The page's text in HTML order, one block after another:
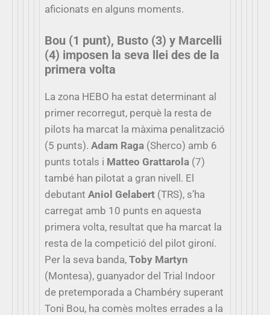
aficionats en alguns moments.
Bou (1 punt), Busto (3) y Marcelli
(4) imposen la seva llei des de la
primera volta
La zona HEBO ha estat determinant al
primer recorregut, perquè la resta de
pilots ha marcat la màxima penalització
(5 punts). Adam Raga (Sherco) amb 6
punts totals i Matteo Grattarola (7)
també han pilotat a gran nivell. El
debutant Aniol Gelabert (TRS), s’ha
carregat amb 10 punts en aquesta
primera volta, resultat que ha marcat la
resta de la competició del pilot gironí.
Per la seva banda, Toby Martyn
(Montesa), guanyador del Trial Indoor
de pretemporada a Chambéry superant
Toni Bou, ha comès moltes errades a la